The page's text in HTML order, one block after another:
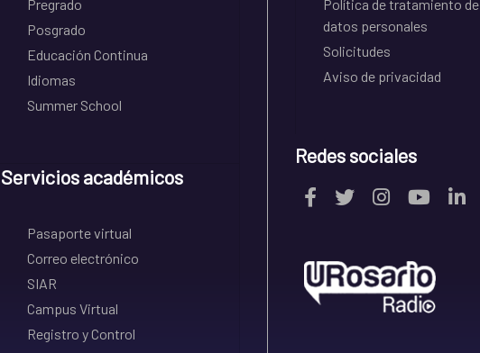
Pregrado
Posgrado
Educación Continua
Idiomas
Summer School
Servicios académicos
Pasaporte virtual
Correo electrónico
SIAR
Campus Virtual
Registro y Control
Política de tratamiento de
datos personales
Solicitudes
Aviso de privacidad
Redes sociales